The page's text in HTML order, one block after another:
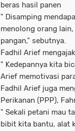
beras hasil panen
" Disamping
menolong orang
pangan," sebutnya.
Fadhil Arief
" Kedepannya kita
Arief memotivasi
Fadhil Arief juga
Perikanan (PPP),
" Sekali petani mau
bibit kita bantu, alat